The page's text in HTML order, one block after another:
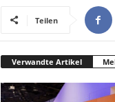
Teilen
Verwandte Artikel